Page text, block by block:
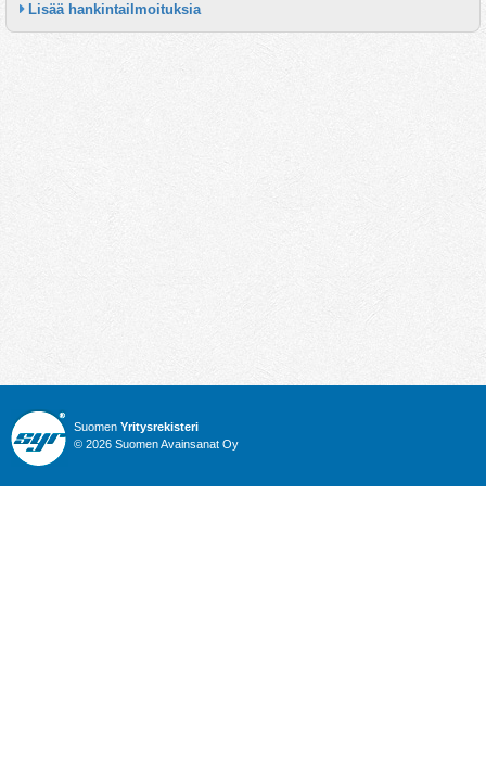
Lisää hankintailmoituksia
Suomen Yritysrekisteri
© 2026 Suomen Avainsanat Oy